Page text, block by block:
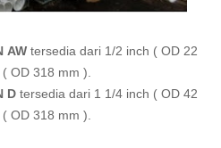
AW tersedia dari 1/2 inch ( OD 22
OD 318 mm ).
D tersedia dari 1 1/4 inch ( OD 42
OD 318 mm ).